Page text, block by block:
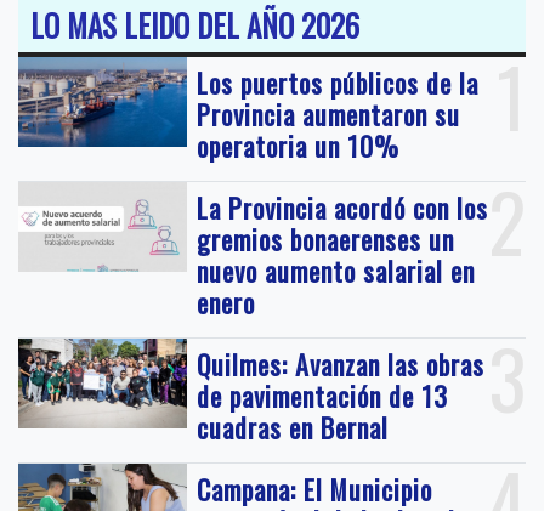
LO MAS LEIDO DEL AÑO 2026
1
Los puertos públicos de la
Provincia aumentaron su
operatoria un 10%
2
La Provincia acordó con los
gremios bonaerenses un
nuevo aumento salarial en
enero
3
Quilmes: Avanzan las obras
de pavimentación de 13
cuadras en Bernal
Campana: El Municipio